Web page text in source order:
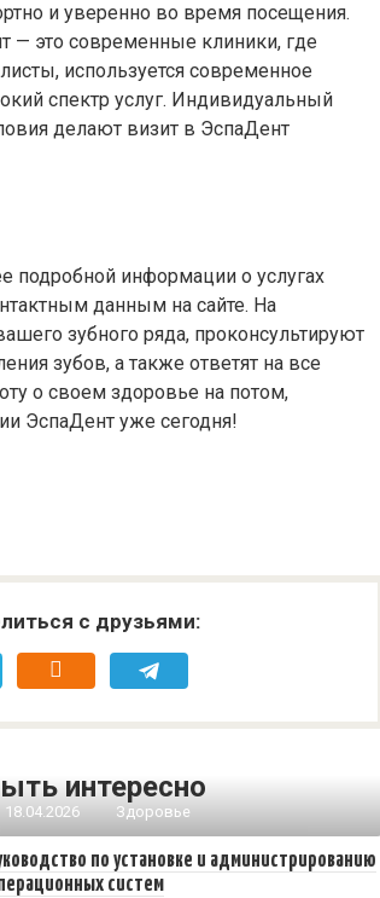
и уверенно во время посещения.
— это современные клиники, где
используется современное
спектр услуг. Индивидуальный
делают визит в ЭспаДент
подробной информации о услугах
данным на сайте. На
зубного ряда, проконсультируют
зубов, а также ответят на все
о своем здоровье на потом,
ЭспаДент уже сегодня!
с друзьями:
интересно
18.04.2026 Здоровье
по установке и администрированию
систем